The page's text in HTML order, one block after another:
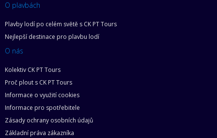
O plavbách
Plavby lodí po celém světě s CK PT Tours
Nejlepší destinace pro plavbu lodí
O nás
Kolektiv CK PT Tours
Proč plout s CK PT Tours
Informace o využití cookies
Informace pro spotřebitele
Zásady ochrany osobních údajů
Základní práva zákazníka